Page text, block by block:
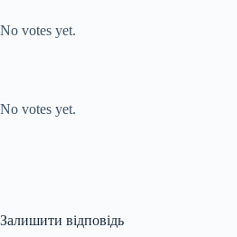
No votes yet.
No votes yet.
Залишити відповідь